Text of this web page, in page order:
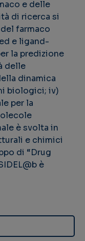
e delle
di ricerca si
farmaco
e ligand-
la predizione
delle
dinamica
biologici; iv)
per la
è svolta in
e chimici
di “Drug
è